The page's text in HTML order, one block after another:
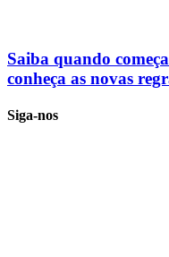
Saiba quando
conheça as novas
Siga-nos